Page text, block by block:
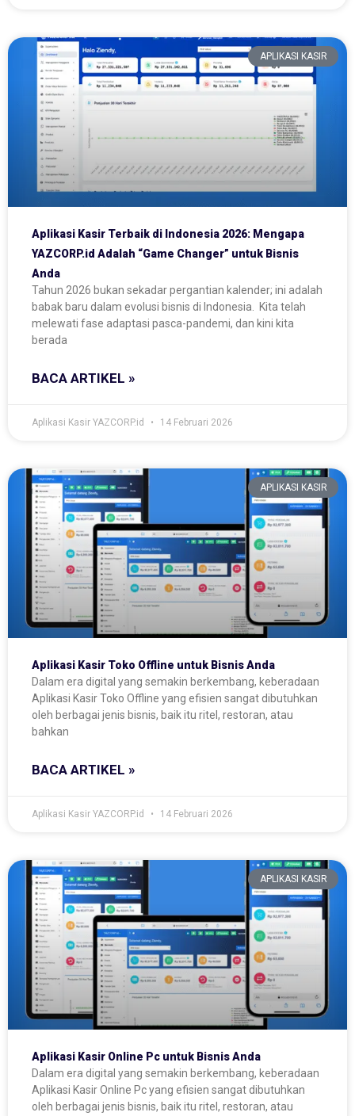
APLIKASI KASIR
Aplikasi Kasir Terbaik di Indonesia 2026: Mengapa
YAZCORP.id Adalah “Game Changer” untuk Bisnis
Anda
Tahun 2026 bukan sekadar pergantian kalender; ini adalah
babak baru dalam evolusi bisnis di Indonesia. Kita telah
melewati fase adaptasi pasca-pandemi, dan kini kita
berada
BACA ARTIKEL »
Aplikasi Kasir YAZCORP.id 14 Februari 2026
APLIKASI KASIR
Aplikasi Kasir Toko Offline untuk Bisnis Anda
Dalam era digital yang semakin berkembang, keberadaan
Aplikasi Kasir Toko Offline yang efisien sangat dibutuhkan
oleh berbagai jenis bisnis, baik itu ritel, restoran, atau
bahkan
BACA ARTIKEL »
Aplikasi Kasir YAZCORP.id 14 Februari 2026
APLIKASI KASIR
Aplikasi Kasir Online Pc untuk Bisnis Anda
Dalam era digital yang semakin berkembang, keberadaan
Aplikasi Kasir Online Pc yang efisien sangat dibutuhkan
oleh berbagai jenis bisnis, baik itu ritel, restoran, atau